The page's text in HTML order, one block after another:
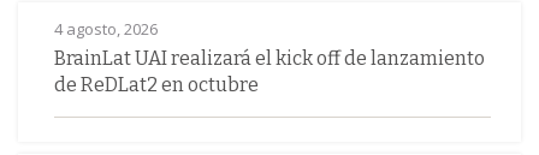
4 agosto, 2026
BrainLat UAI realizará el kick off de lanzamiento
de ReDLat2 en octubre